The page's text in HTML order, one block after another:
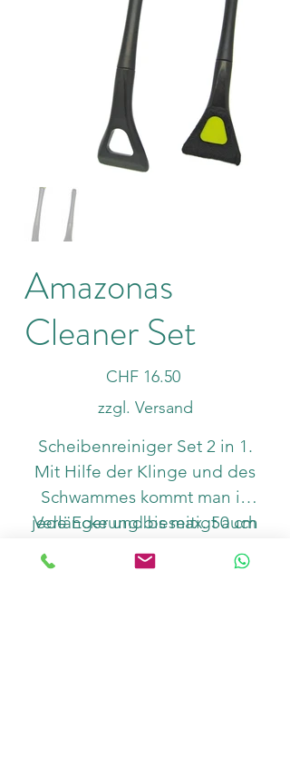
Amazonas
Cleaner Set
Preis
CHF 16.50
zzgl. Versand
Scheibenreiniger Set 2 in 1.
Mit Hilfe der Klinge und des
Schwammes kommt man in
jede Ecke und beseitigt auch
hartnäckige Rückstände an
den Scheiben. Durch die 2
Verlängerung bis max. 50 cm
Anzahl